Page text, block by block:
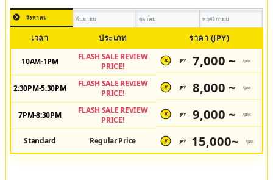
สิงหาคม กันยายน ตุลาคม พฤศจิกายน
เวลา ประเภท ราคา (JPY)
10AM-1PM
FLASH SALE REVIEW
PRICE!
¥ JPY 7,000 ~ /pax
2:30PM-5:30PM
FLASH SALE REVIEW
PRICE!
¥ JPY 8,000 ~ /pax
7PM-8:30PM
FLASH SALE REVIEW
PRICE!
¥ JPY 9,000 ~ /pax
Standard Regular Price ¥ JPY 15,000~ /pax